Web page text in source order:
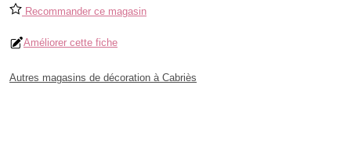
Recommander ce magasin
Améliorer cette fiche
Autres magasins de décoration à Cabriès